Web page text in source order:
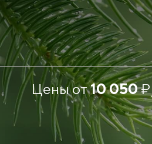
Цены от10 050₽